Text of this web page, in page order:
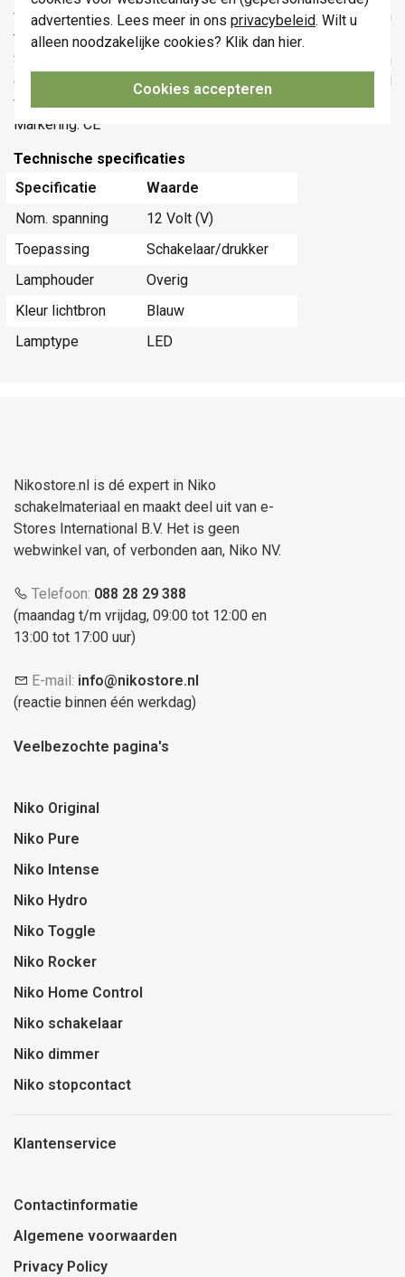
advertenties. Lees meer in ons privacybeleid. Wilt u
alleen noodzakelijke cookies? Klik dan hier.
Cookies accepteren
verlichtingseenheid zijn de aansluitdraden voorzien van
twee kabelschoentjes. CE gemarkeerd.
Slagvastheid: De combinatie van een mechanisme, een
centraalplaat en een afdekplaat heeft een slagweerstand
van IK06
Markering: CE
Technische specificaties
Specificatie
Waarde
Nom. spanning
12 Volt (V)
Toepassing
Schakelaar/drukker
Lamphouder
Overig
Kleur lichtbron
Blauw
Lamptype
LED
Nikostore.nl is dé expert in Niko
schakelmateriaal en maakt deel uit van e-
Stores International B.V. Het is geen
webwinkel van, of verbonden aan, Niko NV.
Telefoon: 088 28 29 388
(maandag t/m vrijdag, 09:00 tot 12:00 en
13:00 tot 17:00 uur)
E-mail: info@nikostore.nl
(reactie binnen één werkdag)
Veelbezochte pagina's
Niko Original
Niko Pure
Niko Intense
Niko Hydro
Niko Toggle
Niko Rocker
Niko Home Control
Niko schakelaar
Niko dimmer
Niko stopcontact
Klantenservice
Contactinformatie
Algemene voorwaarden
Privacy Policy